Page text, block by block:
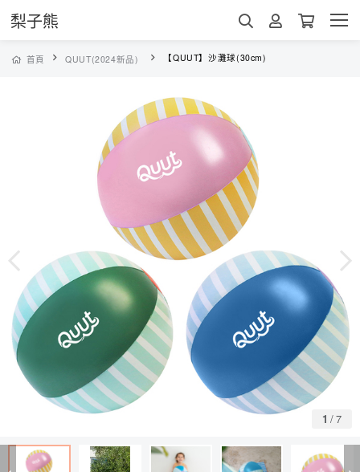
梨子熊
首頁 QUUT(2024新品) 【QUUT】沙灘球(30cm)
1 /7